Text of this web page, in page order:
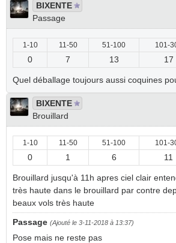
BIXENTE
Passage
1-10 11-50 51-100 101-
0 7 13 17
Quel déballage toujours aussi coquines
BIXENTE
Brouillard
1-10 11-50 51-100 101-
0 1 6 11
Brouillard jusqu'à 11h apres ciel clair
très haute dans le brouillard par contre
beaux vols très haute
Passage (Ajouté le 3-11-2018 à 13:37)
Pose mais ne reste pas